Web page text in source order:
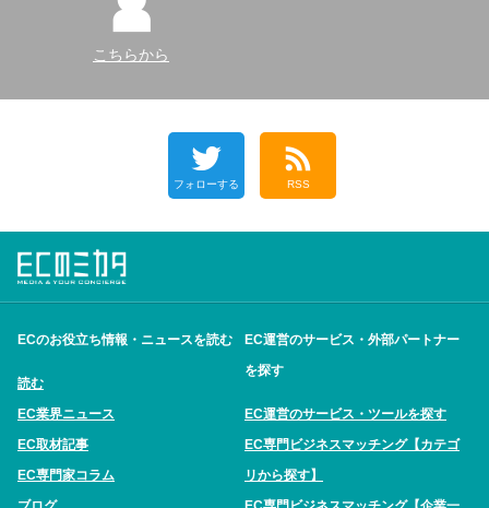
こちらから
フォローする RSS
ECのお役立ち情報・ニュースを読む
読む
EC業界ニュース
EC取材記事
EC専門家コラム
EC運営のサービス・外部パートナー
を探す
EC運営のサービス・ツールを探す
EC専門ビジネスマッチング【カテゴ
リから探す】